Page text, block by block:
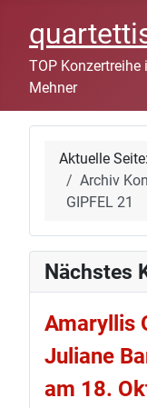
TOP
Mehner
Aktuelle Seite:
Archiv
GIPFEL 21
Nächstes
Amaryllis
Juliane
am 18.